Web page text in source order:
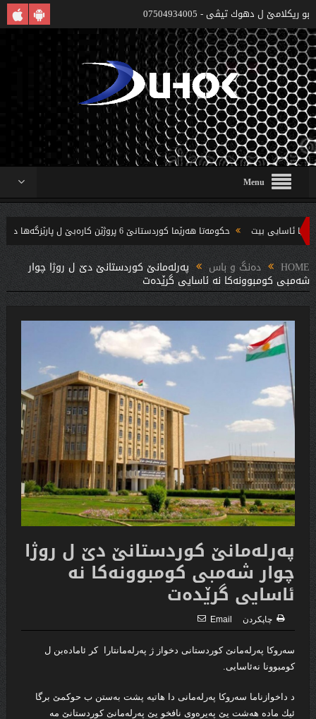
بو ريكلامێ ل دهوك تیڤی - 07504934005
Menu
حکومەتا هەرێما کوردستانێ 6 پروژێن کارەبێ ل پارێزگەها دهوکێ هنارتنه‌ قوناغا بجهئینانێ
بریار ده‌رئێخستن
HOME دەنگ و باس په‌رله‌مانێ كوردستانێ دێ ل روژا چوار
شه‌مبى كومبوونه‌كا نه‌ ئاسایى گرێده‌ت
په‌رله‌مانێ كوردستانێ دێ ل روژا
چوار شه‌مبى كومبوونه‌كا نه‌
ئاسایى گرێده‌ت
چاپكردن Email
سه‌روكا په‌رله‌مانێ كوردستانى دخواز ژ په‌رله‌مانتارا كر ئاماده‌بن ل
كومبوونا نه‌ئاسایی.
د داخوازناما سه‌روكا په‌رله‌مانى دا هاتیه‌ پشت به‌ستن ب حوكمێ برگا
ئیك ماده‌ هه‌شت یێ په‌یره‌وى نافخو یێ په‌رله‌مانێ كوردستانێ مه‌